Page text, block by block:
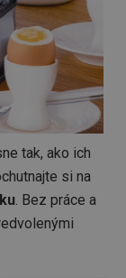
tak, ako ich
si na
. Bez práce a